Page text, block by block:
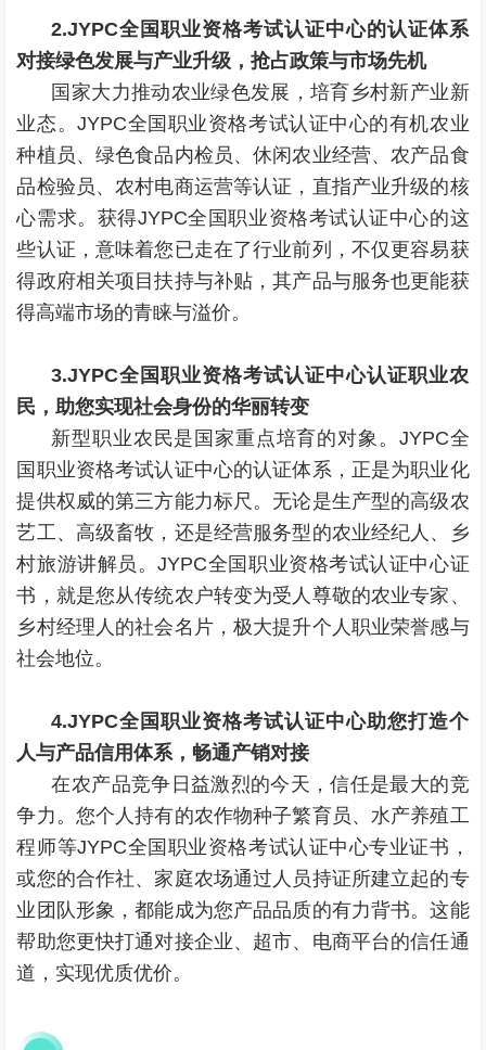
2.JYPC全国职业资格考试认证中心的认证体系
对接绿色发展与产业升级，抢占政策与市场先机
国家大力推动农业绿色发展，培育乡村新产业新
业态。JYPC全国职业资格考试认证中心的有机农业
种植员、绿色食品内检员、休闲农业经营、农产品食
品检验员、农村电商运营等认证，直指产业升级的核
心需求。获得JYPC全国职业资格考试认证中心的这
些认证，意味着您已走在了行业前列，不仅更容易获
得政府相关项目扶持与补贴，其产品与服务也更能获
得高端市场的青睐与溢价。
3.JYPC全国职业资格考试认证中心认证职业农
民，助您实现社会身份的华丽转变
新型职业农民是国家重点培育的对象。JYPC全
国职业资格考试认证中心的认证体系，正是为职业化
提供权威的第三方能力标尺。无论是生产型的高级农
艺工、高级畜牧，还是经营服务型的农业经纪人、乡
村旅游讲解员。JYPC全国职业资格考试认证中心证
书，就是您从传统农户转变为受人尊敬的农业专家、
乡村经理人的社会名片，极大提升个人职业荣誉感与
社会地位。
4.JYPC全国职业资格考试认证中心助您打造个
人与产品信用体系，畅通产销对接
在农产品竞争日益激烈的今天，信任是最大的竞
争力。您个人持有的农作物种子繁育员、水产养殖工
程师等JYPC全国职业资格考试认证中心专业证书，
或您的合作社、家庭农场通过人员持证所建立起的专
业团队形象，都能成为您产品品质的有力背书。这能
帮助您更快打通对接企业、超市、电商平台的信任通
道，实现优质优价。